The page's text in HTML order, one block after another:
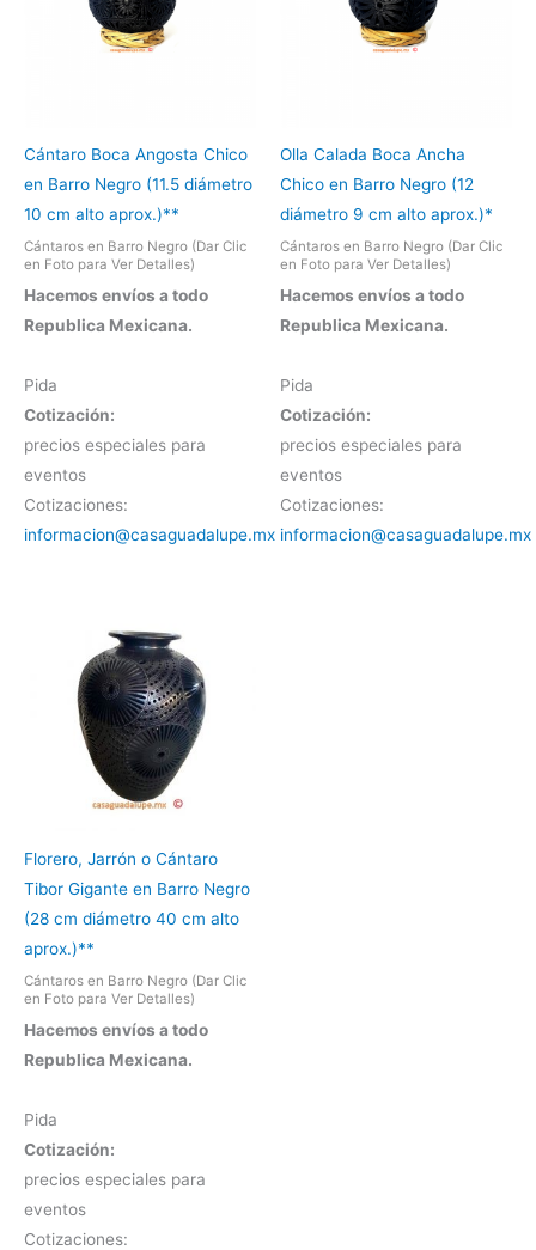
Cántaro Boca Angosta Chico
en Barro Negro (11.5 diámetro
10 cm alto aprox.)**
Cántaros en Barro Negro (Dar Clic
en Foto para Ver Detalles)
Hacemos envíos a todo
Republica Mexicana.
Pida
Cotización:
precios especiales para
eventos
Cotizaciones:
informacion@casaguadalupe.mx
Olla Calada Boca Ancha
Chico en Barro Negro (12
diámetro 9 cm alto aprox.)*
Cántaros en Barro Negro (Dar Clic
en Foto para Ver Detalles)
Hacemos envíos a todo
Republica Mexicana.
Pida
Cotización:
precios especiales para
eventos
Cotizaciones:
informacion@casaguadalupe.mx
Florero, Jarrón o Cántaro
Tibor Gigante en Barro Negro
(28 cm diámetro 40 cm alto
aprox.)**
Cántaros en Barro Negro (Dar Clic
en Foto para Ver Detalles)
Hacemos envíos a todo
Republica Mexicana.
Pida
Cotización:
precios especiales para
eventos
Cotizaciones: